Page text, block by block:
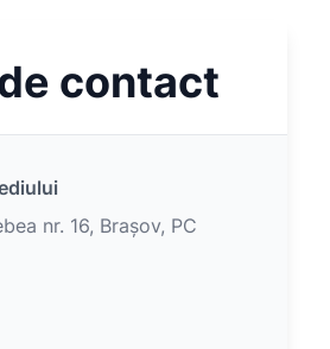
contact
nr. 16, Brașov, PC